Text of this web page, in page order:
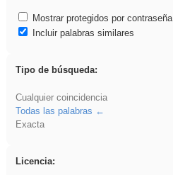
Mostrar protegidos por contraseña
Incluir palabras similares
Tipo de búsqueda:
Cualquier coincidencia
Todas las palabras
Exacta
Licencia: